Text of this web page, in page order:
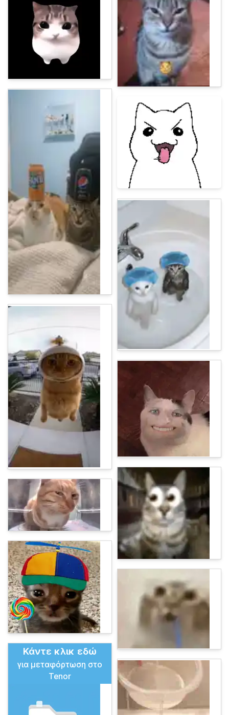
Κάντε κλικ εδώ
για μεταφόρτωση στο
Tenor